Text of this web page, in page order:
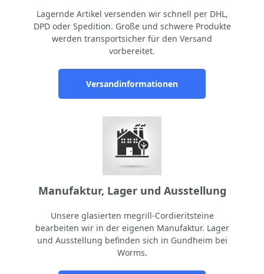
Lagernde Artikel versenden wir schnell per DHL,
DPD oder Spedition. Große und schwere Produkte
werden transportsicher für den Versand
vorbereitet.
Versandinformationen
Manufaktur, Lager und Ausstellung
Unsere glasierten megrill-Cordieritsteine
bearbeiten wir in der eigenen Manufaktur. Lager
und Ausstellung befinden sich in Gundheim bei
Worms.